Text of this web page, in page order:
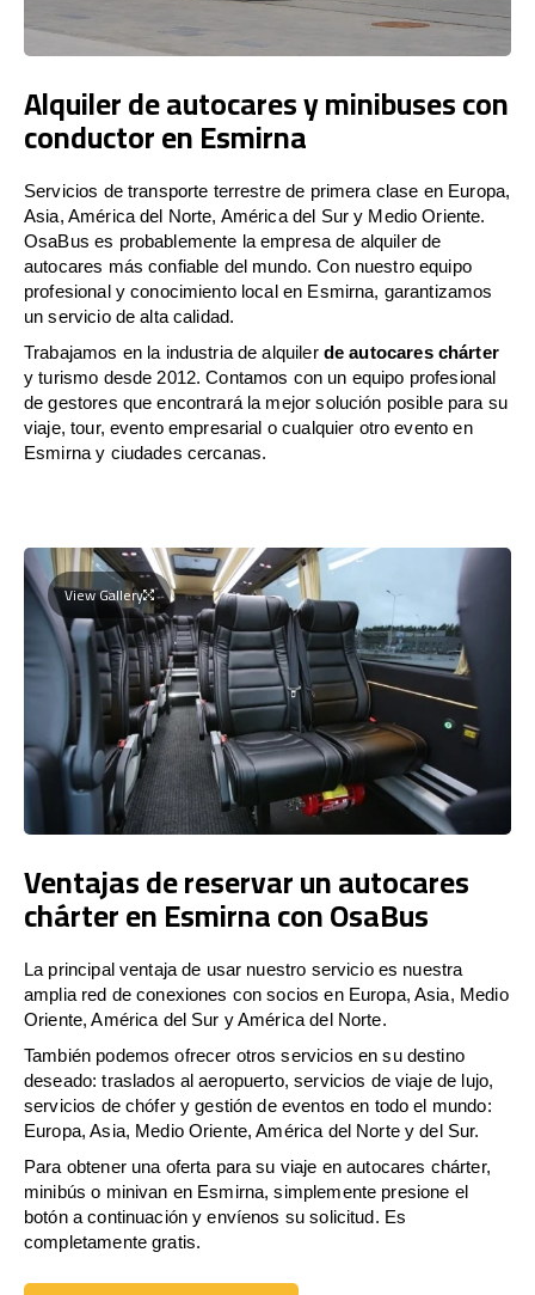
Alquiler de autocares y minibuses con
conductor en Esmirna
Servicios de transporte terrestre de primera clase en Europa,
Asia, América del Norte, América del Sur y Medio Oriente.
OsaBus es probablemente la empresa de alquiler de
autocares más confiable del mundo. Con nuestro equipo
profesional y conocimiento local en Esmirna, garantizamos
un servicio de alta calidad.
Trabajamos en la industria de alquiler de autocares chárter
y turismo desde 2012. Contamos con un equipo profesional
de gestores que encontrará la mejor solución posible para su
viaje, tour, evento empresarial o cualquier otro evento en
Esmirna y ciudades cercanas.
View Gallery
Ventajas de reservar un autocares
chárter en Esmirna con OsaBus
La principal ventaja de usar nuestro servicio es nuestra
amplia red de conexiones con socios en Europa, Asia, Medio
Oriente, América del Sur y América del Norte.
También podemos ofrecer otros servicios en su destino
deseado: traslados al aeropuerto, servicios de viaje de lujo,
servicios de chófer y gestión de eventos en todo el mundo:
Europa, Asia, Medio Oriente, América del Norte y del Sur.
Para obtener una oferta para su viaje en autocares chárter,
minibús o minivan en Esmirna, simplemente presione el
botón a continuación y envíenos su solicitud. Es
completamente gratis.